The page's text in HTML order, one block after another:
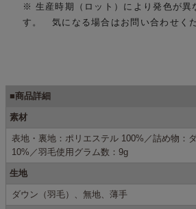
※ 生産時期（ロット）により発色が異
す。 気になる場合はお問い合わせくだ
■商品詳細
素材
表地・裏地：ポリエステル 100%／詰め物：
10%／羽毛使用グラム数：9g
生地
ダウン（羽毛）、無地、薄手